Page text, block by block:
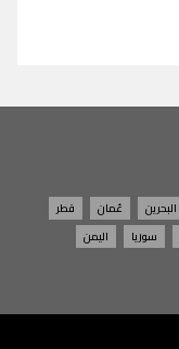
البحرين عُمان
قطر
سوريا
اليمن